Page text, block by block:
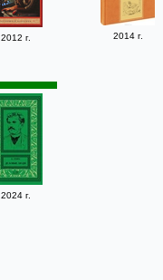
2012 г. 2014 г.
2024 г.